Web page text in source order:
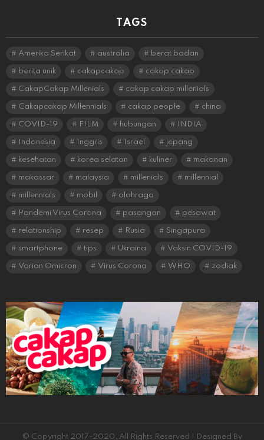
TAGS
Amerika Serikat australia berat badan
berita unik cakapcakap cakap cakap
CakapCakap Millenials cakap cakap millenials
Cakapcakap Millennials cakap people china
COVID-19 FILM hubungan INDIA
Indonesia Inggris Israel jepang
kesehatan korea selatan kuliner makanan
makassar malaysia millenials millennial
millennials mobil olahraga
Pandemi Virus Corona pasangan pesawat
relationship resep Rusia Singapura
smartphone tips Ukraina Vaksin COVID-19
Varian Omicron Virus Corona WHO zodiak
© Copyright 2017-2020, All Rights Reserved | Designed By